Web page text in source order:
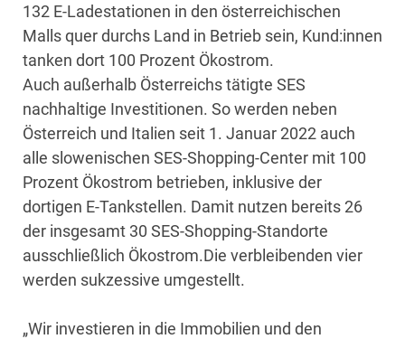
132 E-Ladestationen in den österreichischen
Malls quer durchs Land in Betrieb sein, Kund:innen
tanken dort 100 Prozent Ökostrom.
Auch außerhalb Österreichs tätigte SES
nachhaltige Investitionen. So werden neben
Österreich und Italien seit 1. Januar 2022 auch
alle slowenischen SES-Shopping-Center mit 100
Prozent Ökostrom betrieben, inklusive der
dortigen E-Tankstellen. Damit nutzen bereits 26
der insgesamt 30 SES-Shopping-Standorte
ausschließlich Ökostrom.Die verbleibenden vier
werden sukzessive umgestellt.
„Wir investieren in die Immobilien und den